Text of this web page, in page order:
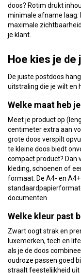
doos? Rotim drukt
minimale afname laag.
maximale
je klant.
Hoe kies je de
De juiste postdoos
uitstraling die je wilt en
Welke maat heb
Meet je product op
centimeter extra aan
grote doos verspilt
te kleine doos biedt
compact product? Dan
kleding, schoenen of
formaat. De A4- en
documenten.
Welke kleur past
Zwart oogt strak en
luxemerken, tech en
als je de doos
oudroze passen goed
straalt feestelijkheid uit